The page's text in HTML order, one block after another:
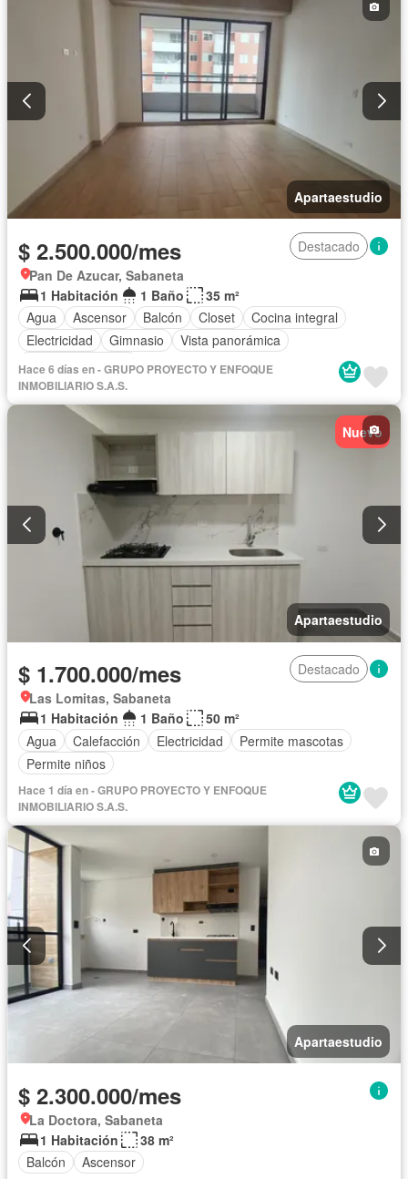
Apartaestudio
$ 2.500.000/mes
Destacado
Pan De Azucar, Sabaneta
1 Habitación
1 Baño
35 m²
Agua
Ascensor Balcón Closet
Cocina integral
Electricidad
Gimnasio
Vista panorámica
Permite mascotas
Hace 6 días en - GRUPO PROYECTO Y ENFOQUE
INMOBILIARIO S.A.S.
Nuevo
Apartaestudio
$ 1.700.000/mes
Destacado
Las Lomitas, Sabaneta
1 Habitación
1 Baño
50 m²
Agua
Calefacción Electricidad
Permite mascotas
Permite niños
Hace 1 día en - GRUPO PROYECTO Y ENFOQUE
INMOBILIARIO S.A.S.
Apartaestudio
$ 2.300.000/mes
La Doctora, Sabaneta
1 Habitación
38 m²
Balcón
Ascensor